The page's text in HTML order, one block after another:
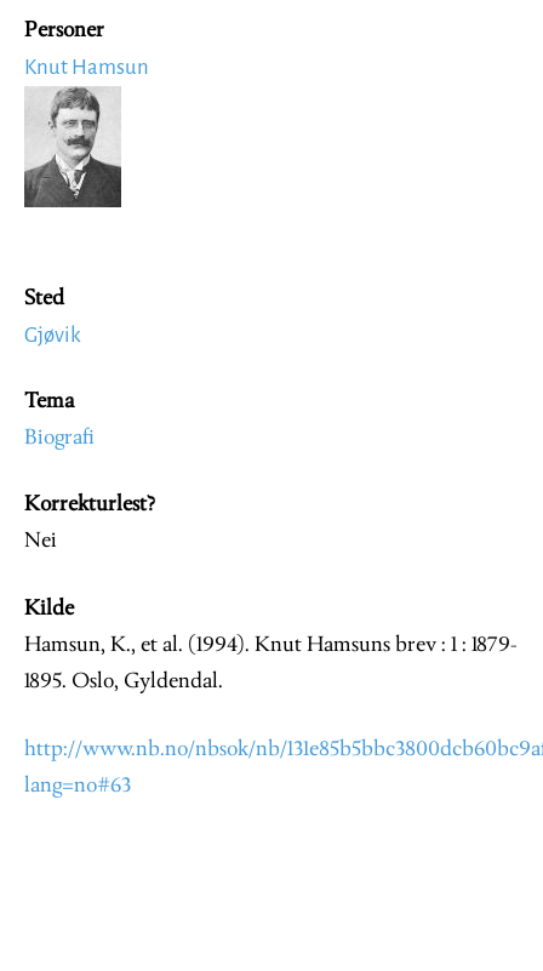
Personer
Knut Hamsun
Image
Sted
Gjøvik
Tema
Biografi
Korrekturlest?
Nei
Kilde
Hamsun, K., et al. (1994). Knut Hamsuns brev : 1 : 1879-
1895. Oslo, Gyldendal.
http://www.nb.no/nbsok/nb/
lang=no#63